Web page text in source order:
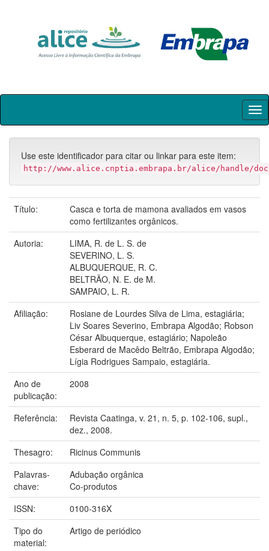
Skip
Use este identificador para citar ou linkar para este item:
http://www.alice.cnptia.embrapa.br/alice/handle/
Título:
Casca e torta de mamona avaliados em vasos
como fertilizantes orgânicos.
Autoria:
LIMA, R. de L. S. de
SEVERINO, L. S.
ALBUQUERQUE, R. C.
BELTRÃO, N. E. de M.
SAMPAIO, L. R.
Afiliação:
Rosiane de Lourdes Silva de Lima, estagiária;
Liv Soares Severino, Embrapa Algodão; Robson
César Albuquerque, estagiário; Napoleão
Esberard de Macêdo Beltrão, Embrapa Algodão;
Lígia Rodrigues Sampaio, estagiária.
Ano de
publicação:
2008
Referência:
Revista Caatinga, v. 21, n. 5, p. 102-106, supl.,
dez., 2008.
Thesagro:
Ricinus Communis
Palavras-
chave:
Adubação orgânica
Co-produtos
ISSN:
0100-316X
Tipo do
material:
Artigo de periódico